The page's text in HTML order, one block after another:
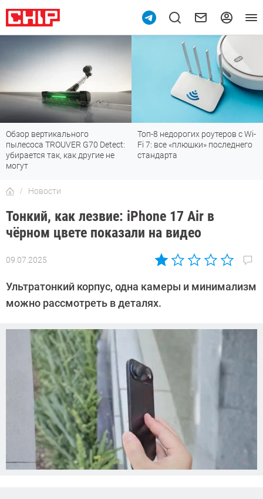
Обзор вертикального
пылесоса TROUVER G70 Detect:
убирается так, как другие не
могут
Топ-8 недорогих роутеров с Wi-
Fi 7: все «плюшки» последнего
стандарта
Новости
Тонкий, как лезвие: iPhone 17 Air в
чёрном цвете показали на видео
09.07.2025
Автор:
Довлатова
Ультратонкий корпус, одна камеры и минимализм
можно рассмотреть в деталях.